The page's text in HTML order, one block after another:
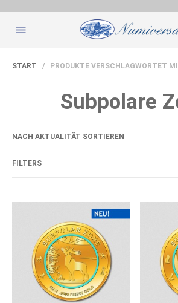
START / PRODUKTE VERSCHLAGWORTET
Subpolare
FILTERS